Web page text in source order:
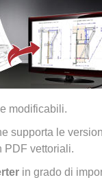
modificabili.
supporta le
PDF vettoriali.
in grado di